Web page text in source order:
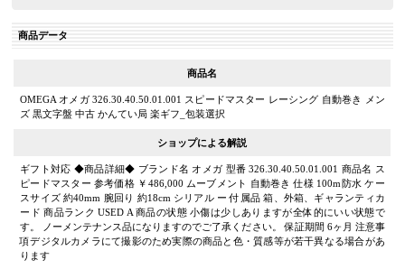
商品データ
商品名
OMEGA オメガ 326.30.40.50.01.001 スピードマスター レーシング 自動巻き メン
ズ 黒文字盤 中古 かんてい局 楽ギフ_包装選択
ショップによる解説
ギフト対応 ◆商品詳細◆ ブランド名 オメガ 型番 326.30.40.50.01.001 商品名 ス
ピードマスター 参考価格 ￥486,000 ムーブメント 自動巻き 仕様 100m防水 ケー
スサイズ 約40mm 腕回り 約18cm シリアル ー 付属品 箱、外箱、ギャランティカ
ード 商品ランク USED A 商品の状態 小傷は少しありますが全体的にいい状態で
す。 ノーメンテナンス品になりますのでご了承ください。 保証期間 6ヶ月 注意事
項デジタルカメラにて撮影のため実際の商品と色・質感等が若干異なる場合があ
ります